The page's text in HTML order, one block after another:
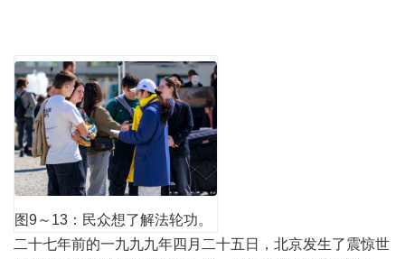
图9～13：民众想了解法轮功。
二十七年前的一九九九年四月二十五日，北京发生了震惊世